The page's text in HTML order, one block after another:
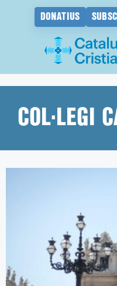
DONATIUS
contingutCOL·LEGI